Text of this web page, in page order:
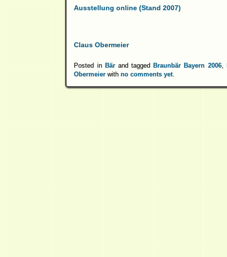
Ausstellung online (Stand 2007)
Claus Obermeier
Posted in Bärand tagged Braunbär Bayern 2006,
Obermeier withno comments yet.